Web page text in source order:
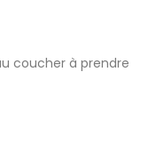
coucher à prendre